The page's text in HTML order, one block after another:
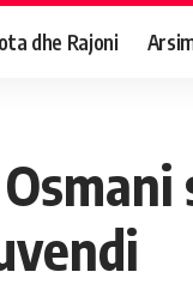
dhe Rajoni